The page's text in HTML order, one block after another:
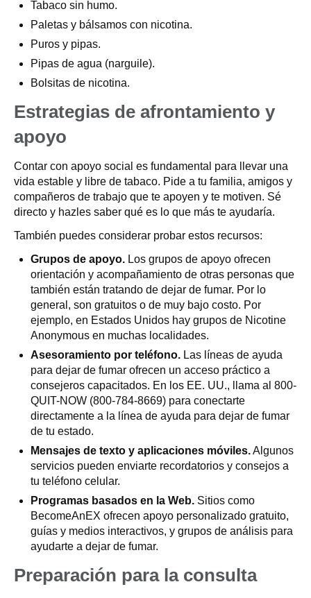
Tabaco sin humo.
Paletas y bálsamos con nicotina.
Puros y pipas.
Pipas de agua (narguile).
Bolsitas de nicotina.
Estrategias de afrontamiento y
apoyo
Contar con apoyo social es fundamental para llevar una
vida estable y libre de tabaco. Pide a tu familia, amigos y
compañeros de trabajo que te apoyen y te motiven. Sé
directo y hazles saber qué es lo que más te ayudaría.
También puedes considerar probar estos recursos:
Grupos de apoyo. Los grupos de apoyo ofrecen
orientación y acompañamiento de otras personas que
también están tratando de dejar de fumar. Por lo
general, son gratuitos o de muy bajo costo. Por
ejemplo, en Estados Unidos hay grupos de Nicotine
Anonymous en muchas localidades.
Asesoramiento por teléfono. Las líneas de ayuda
para dejar de fumar ofrecen un acceso práctico a
consejeros capacitados. En los EE. UU., llama al 800-
QUIT-NOW (800-784-8669) para conectarte
directamente a la línea de ayuda para dejar de fumar
de tu estado.
Mensajes de texto y aplicaciones móviles.Algunos
servicios pueden enviarte recordatorios y consejos a
tu teléfono celular.
Programas basados en la Web. Sitios como
BecomeAnEX ofrecen apoyo personalizado gratuito,
guías y medios interactivos, y grupos de análisis para
ayudarte a dejar de fumar.
Preparación para la consulta